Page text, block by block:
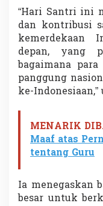
“Hari Santri ini
dan kontribusi
kemerdekaan
depan, yang
bagaimana
panggung
ke-Indonesiaan,”
MENARIK
Maaf atas
tentang Guru
Ia menegaskan
besar untuk